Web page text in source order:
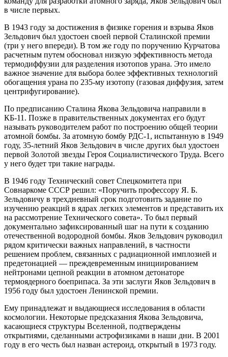
в числе первых.
В 1943 году за достижения в физике горения и взрыва Яков
Зельдович был удостоен своей первой Сталинской премии
(три у него впереди). В том же году по поручению Курчатова
расчетным путем обосновал низкую эффективность метода
термодиффузии для разделения изотопов урана. Это имело
важное значение для выбора более эффективных технологий
обогащения урана по 235‑му изотопу (газовая диффузия, затем
центрифугирование).
По предписанию Сталина Якова Зельдовича направили в
КБ-11. Позже в правительственных документах его будут
называть руководителем работ по построению общей теории
атомной бомбы. За атомную бомбу РДС‑1, испытанную в 1949
году, 35‑летний Яков Зельдович в числе других был удостоен
первой Золотой звезды Героя Социалистического Труда. Всего
у него будет три такие награды.
В 1946 году Технический совет Спецкомитета при
Совнаркоме СССР решил: «Поручить профессору Я. Б.
Зельдовичу в трехдневный срок подготовить задание по
изучению реакций в ядрах легких элементов и представить их
на рассмотрение Технического совета». То был первый
документально зафиксированный шаг на пути к созданию
отечественной водородной бомбы. Яков Зельдович руководил
рядом критически важных направлений, в частности
решением проблем, связанных с радиационной имплозией и
предетонацией — ​преждевременным инициированием
нейтронами цепной реакции в атомном детонаторе
термоядерного боеприпаса. За эти заслуги Яков Зельдович в
1956 году был удостоен Ленинской премии.
Ему принадлежат и выдающиеся исследования в области
космологии. Некоторые предсказания Якова Зельдовича,
касающиеся структуры Вселенной, подтверждены
открытиями, сделанными астрофизиками в наши дни. В 2001
году в его честь был назван астероид, открытый в 1973 году.